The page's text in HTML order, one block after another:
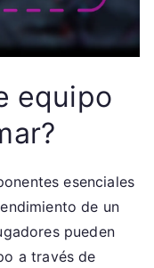
equipo
esenciales
de un
pueden
a través de